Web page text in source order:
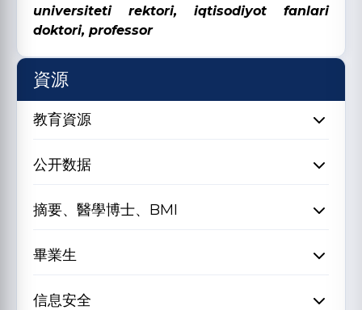
universiteti rektori, iqtisodiyot fanlari
doktori, professor
資源
教育資源
公开数据
摘要、醫學博士、BMI
畢業生
信息安全